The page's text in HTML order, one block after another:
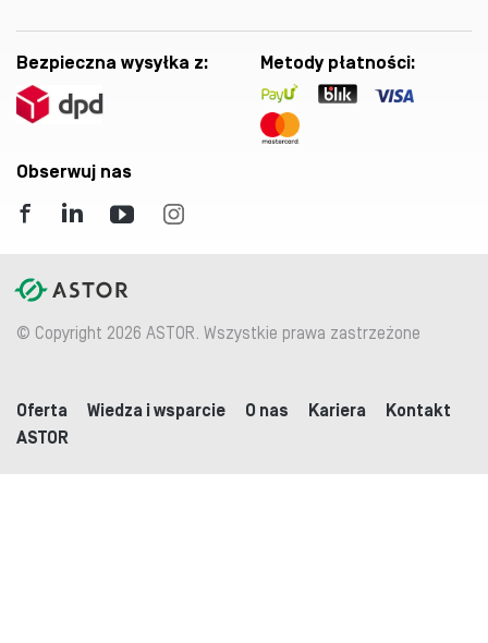
Bezpieczna wysyłka z: Metody płatności:
Obserwuj nas
© Copyright 2026 ASTOR. Wszystkie prawa zastrzeżone
Oferta Wiedza i wsparcie O nas Kariera
Kontakt
ASTOR